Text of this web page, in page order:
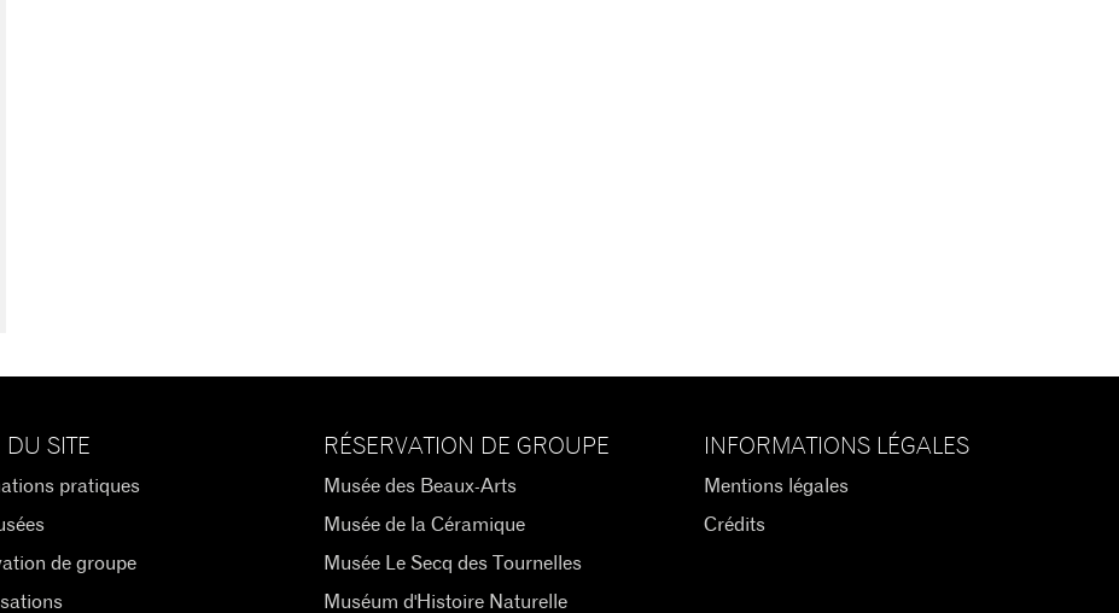
DU SITE
pratiques
de groupe
RÉSERVATION DE GROUPE
Musée des Beaux-Arts
Musée de la Céramique
Musée Le Secq des Tournelles
Muséum d'Histoire Naturelle
INFORMATIONS LÉGALES
Mentions légales
Crédits